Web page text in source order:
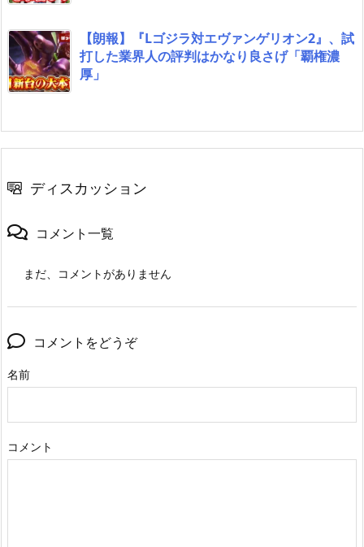
【朗報】『Lゴジラ対エヴァンゲリオン2』、試
打した業界人の評判はかなり良さげ「覇権濃
厚」
ディスカッション
コメント一覧
まだ、コメントがありません
コメントをどうぞ
名前
コメント